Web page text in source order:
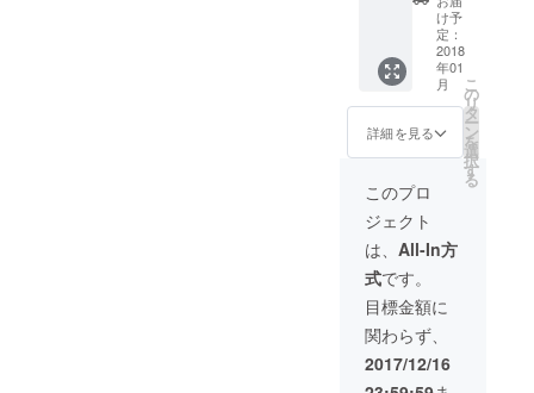
け予
定：
2018
年01
月
詳細を見る
こ
の
リ
タ
ー
ン
を
選
択
す
る
このプロ
ジェクト
は、 All-In方
式です。
目標金額に
関わらず、
2017/12/16